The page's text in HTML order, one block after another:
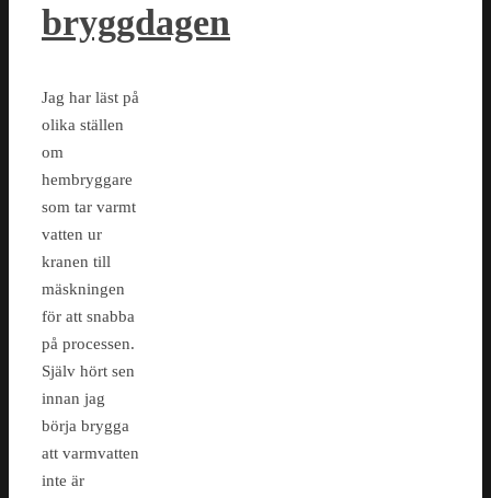
bryggdagen
Jag har läst på
olika ställen
om
hembryggare
som tar varmt
vatten ur
kranen till
mäskningen
för att snabba
på processen.
Själv hört sen
innan jag
börja brygga
att varmvatten
inte är